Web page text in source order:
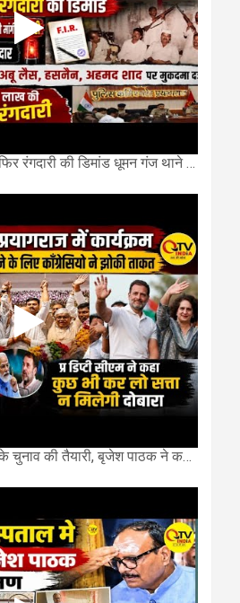
अतीक के गढ़ मरिया डीह से फिर रंगदारी की डिमांड धूमन गंज थाने मे 4 के खिलाफ मुकदमा दर्ज
राहुल गाँधी के ज़रिये 2027 के चुनाव की तैयारी, बृजेश पाठक ने कहा चुक चुकी हैं कांग्रेस